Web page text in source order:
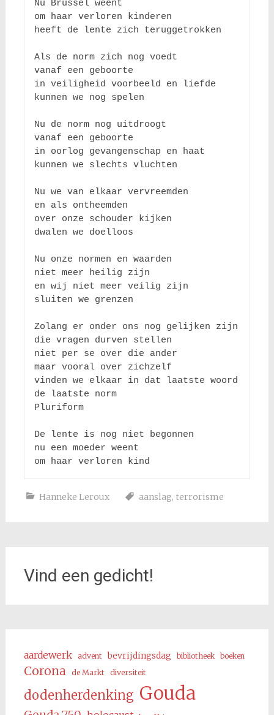
Nu Brussel weent
om haar verloren kinderen
heeft de lente zich teruggetrokken
Als de norm zich nog voedt
vanaf een geboorte
in veiligheid voorbeeld en liefde
kunnen we nog spelen
Nu de norm nog uitdroogt
vanaf een geboorte
in oorlog gevangenschap en haat
kunnen we slechts vluchten
Nu we van elkaar vervreemden
en als ontheemden
over onze schouder kijken
dwalen we doelloos
Nu onze normen en waarden
niet meer heilig zijn
en wij niet meer veilig zijn
sluiten we grenzen
Zolang er onder ons nog gelijken zijn
die vragen durven stellen
niet per se over die ander
maar vooral over zichzelf
vinden we elkaar in dat laatste woord
de laatste norm
Pluriform
De lente is nog niet begonnen
nu een moeder weent
Hanneke Leroux aanslag, terrorisme
Vind een gedicht!
aardewerk advent bevrijdingsdag bibliotheek boeken
Corona de Markt diversiteit
dodenherdenking Gouda